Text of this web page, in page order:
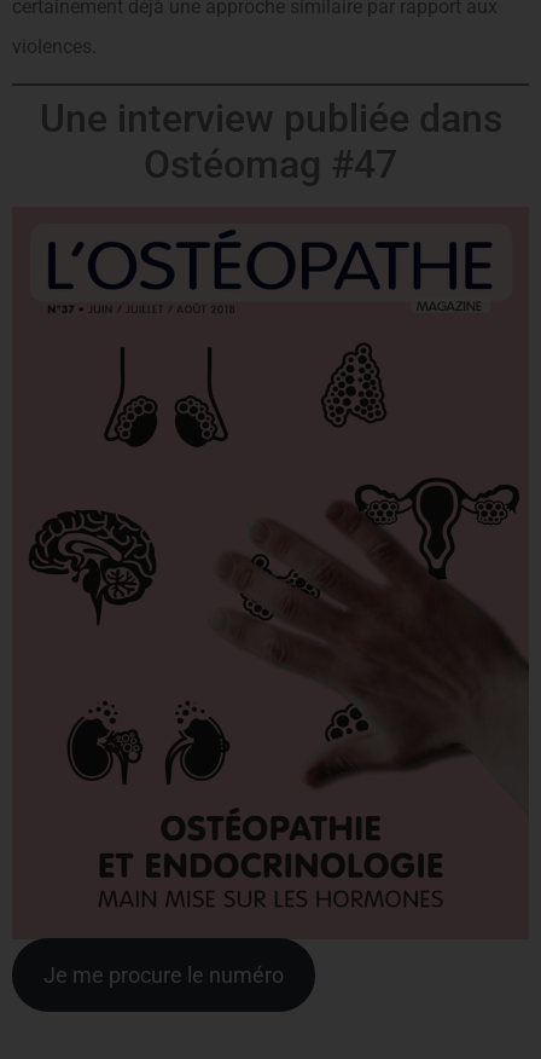
certainement déjà une approche similaire par rapport aux
violences.
Une interview publiée dans
Ostéomag #47
Je me procure le numéro